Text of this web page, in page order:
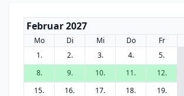
Februar 2027
Mo Di Mi Do Fr
1.
2. 3. 4. 5.
8.
9. 10. 11. 12.
15.
16. 17. 18. 19.